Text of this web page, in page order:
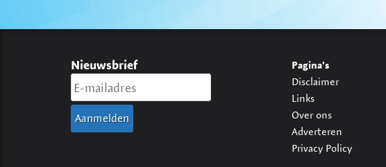
Nieuwsbrief
Pagina's
Disclaimer
Links
Over ons
Adverteren
Privacy Policy